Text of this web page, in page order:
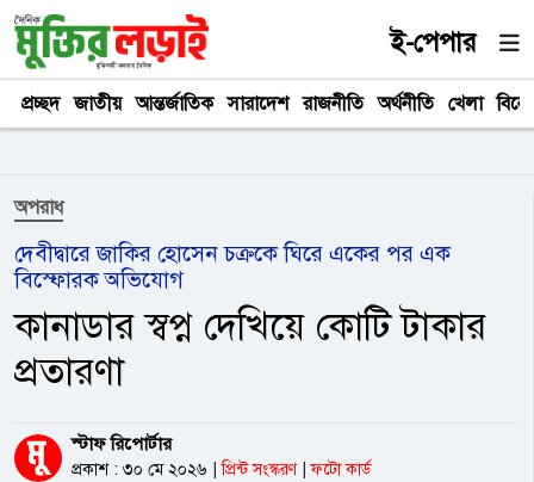
ই-পেপার
প্রচ্ছদ জাতীয় আন্তর্জাতিক সারাদেশ রাজনীতি অর্থনীতি খেলা
অপরাধ
দেবীদ্বারে জাকির হোসেন চক্রকে ঘিরে একের পর এক
বিস্ফোরক অভিযোগ
কানাডার স্বপ্ন দেখিয়ে কোটি টাকার
প্রতারণা
স্টাফ রিপোর্টার
প্রকাশ : ৩০ মে ২০২৬ প্রিন্ট সংস্করণ ফটো কার্ড